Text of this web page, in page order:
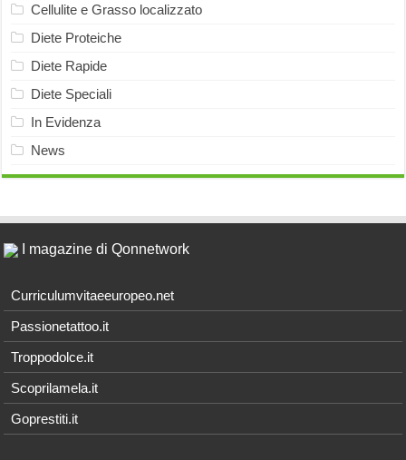
Cellulite e Grasso localizzato
Diete Proteiche
Diete Rapide
Diete Speciali
In Evidenza
News
I magazine di Qonnetwork
Curriculumvitaeeuropeo.net
Passionetattoo.it
Troppodolce.it
Scoprilamela.it
Goprestiti.it